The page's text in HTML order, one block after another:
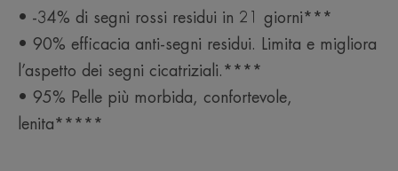
• PROTEGGE
CONSISTENZA RACCOLTA DIFFERENZIATA
• -34% di segni rossi residui in 21 giorni***
• 90% efficacia anti-segni residui. Limita e migliora
l’aspetto dei segni cicatriziali.****
• 95% Pelle più morbida, confortevole,
lenita*****